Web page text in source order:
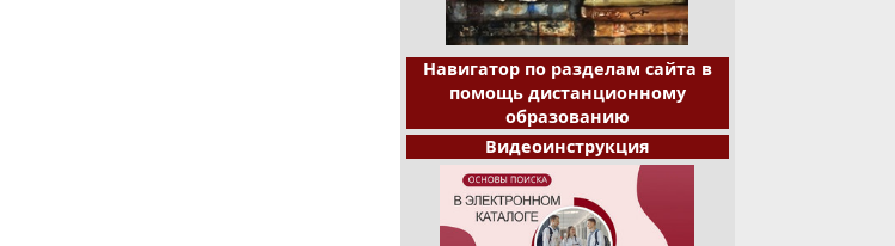
Навигатор по разделам сайта в
помощь дистанционному
образованию
Видеоинструкция